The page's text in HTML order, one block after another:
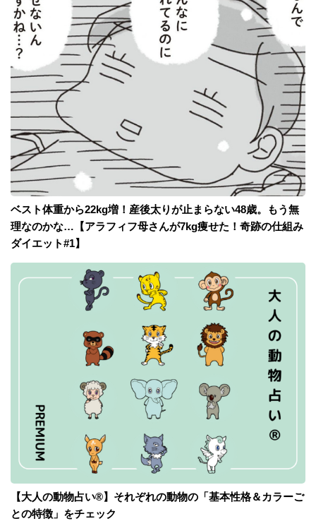
ベスト体重から22kg増！産後太りが止まらない48歳。もう無
理なのかな…【アラフィフ母さんが7kg痩せた！奇跡の仕組み
ダイエット#1】
【大人の動物占い®】それぞれの動物の「基本性格＆カラーご
との特徴」をチェック